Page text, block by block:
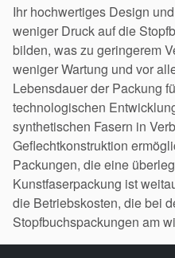
Akademie
Video
Ihr hochwertiges Design
weniger Druck auf die
bilden, was zu geringerem
weniger Wartung und vor
Lebensdauer der Packung
technologischen
synthetischen Fasern in
Geflechtkonstruktion
Packungen, die eine
Kunstfaserpackung ist
die Betriebskosten, die bei
Stopfbuchspackungen am